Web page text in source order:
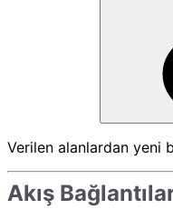
Verilen alanlardan yeni
Akış